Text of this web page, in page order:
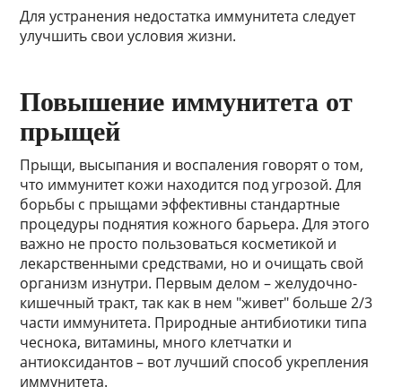
Для устранения недостатка иммунитета следует
улучшить свои условия жизни.
Повышение иммунитета от
прыщей
Прыщи, высыпания и воспаления говорят о том,
что иммунитет кожи находится под угрозой. Для
борьбы с прыщами эффективны стандартные
процедуры поднятия кожного барьера. Для этого
важно не просто пользоваться косметикой и
лекарственными средствами, но и очищать свой
организм изнутри. Первым делом – желудочно-
кишечный тракт, так как в нем "живет" больше 2/3
части иммунитета. Природные антибиотики типа
чеснока, витамины, много клетчатки и
антиоксидантов – вот лучший способ укрепления
иммунитета.